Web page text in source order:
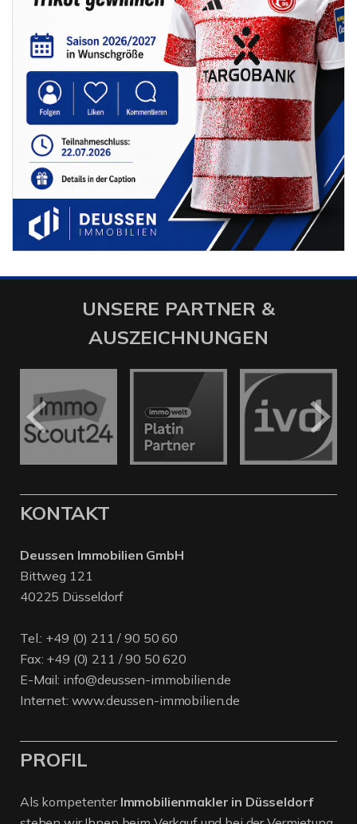
UNSERE PARTNER &
AUSZEICHNUNGEN
KONTAKT
Deussen Immobilien GmbH
Bittweg 121
40225 Düsseldorf
Tel.: +49 (0) 211 / 90 50 60
Fax: +49 (0) 211 / 90 50 620
E-Mail: info@deussen-immobilien.de
Internet: www.deussen-immobilien.de
PROFIL
Als kompetenter Immobilienmakler in Düsseldorf